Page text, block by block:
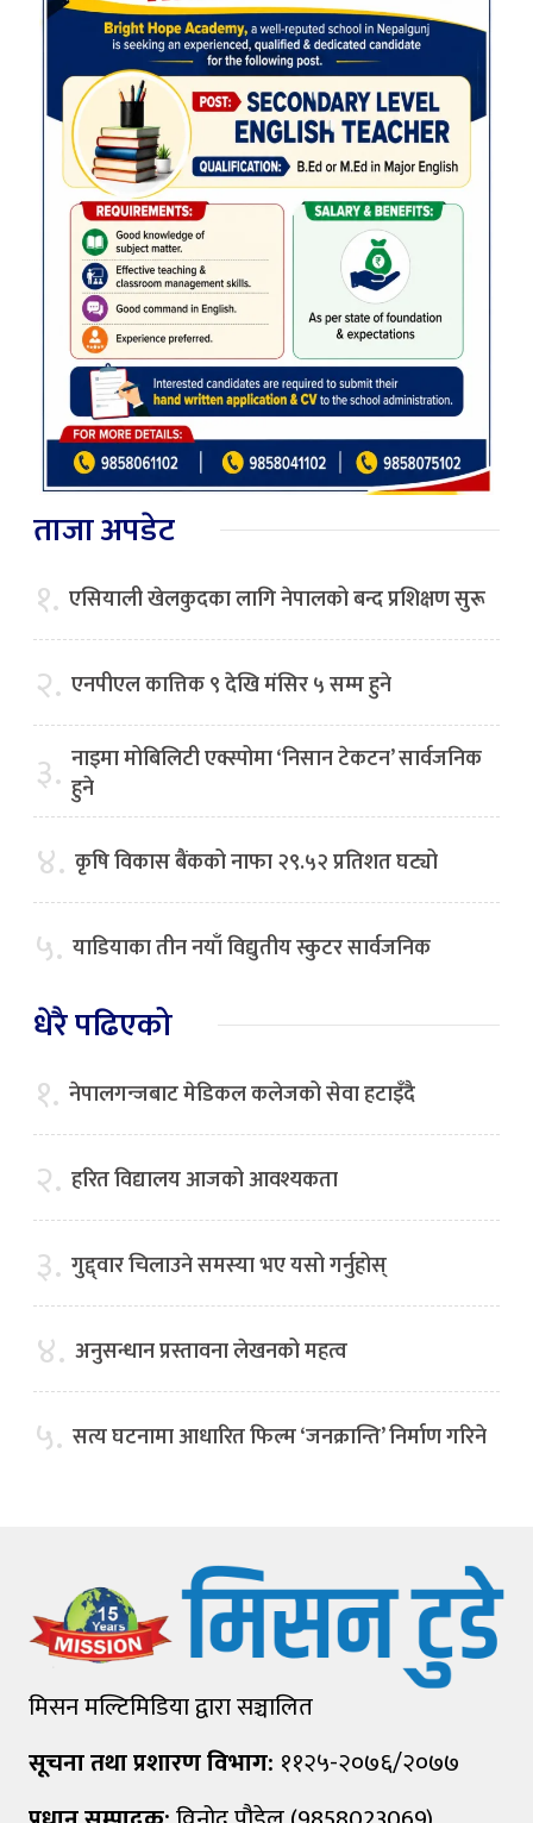
ताजा अपडेट
१. एसियाली खेलकुदका लागि नेपालको बन्द प्रशिक्षण सुरू
२. एनपीएल कात्तिक ९ देखि मंसिर ५ सम्म हुने
३. नाइमा मोबिलिटी एक्स्पोमा ‘निसान टेकटन’ सार्वजनिक
हुने
४. कृषि विकास बैंकको नाफा २९.५२ प्रतिशत घट्यो
५. याडियाका तीन नयाँ विद्युतीय स्कुटर सार्वजनिक
धेरै पढिएको
१. नेपालगन्जबाट मेडिकल कलेजको सेवा हटाइँदै
२. हरित विद्यालय आजको आवश्यकता
३. गुद्द्वार चिलाउने समस्या भए यसो गर्नुहोस्
४. अनुसन्धान प्रस्तावना लेखनको महत्व
५. सत्य घटनामा आधारित फिल्म ‘जनक्रान्ति’ निर्माण गरिने
मिसन मल्टिमिडिया द्वारा सञ्चालित
सूचना तथा प्रशारण विभाग: ११२५-२०७६/२०७७